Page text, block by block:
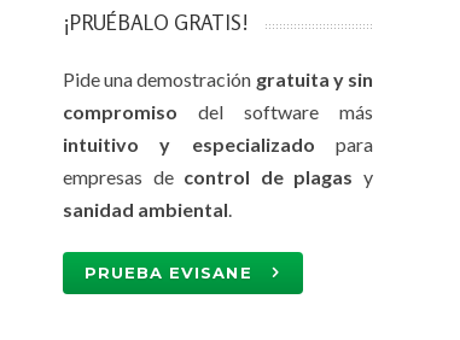
¡PRUÉBALO GRATIS!
Pide una demostración gratuita y sin
compromiso del software más
intuitivo y especializado para
empresas de control de plagas y
sanidad ambiental.
PRUEBA EVISANE